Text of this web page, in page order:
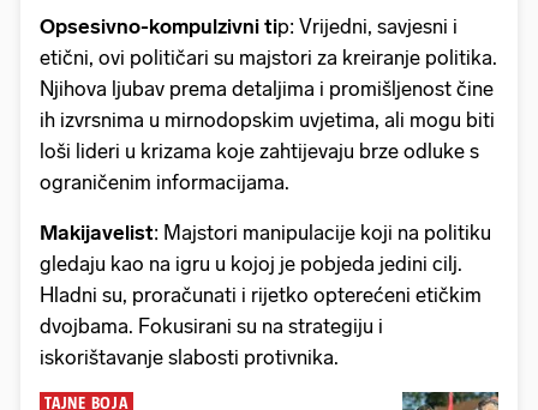
Opsesivno-kompulzivni tip: Vrijedni, savjesni i
etični, ovi političari su majstori za kreiranje politika.
Njihova ljubav prema detaljima i promišljenost čine
ih izvrsnima u mirnodopskim uvjetima, ali mogu biti
loši lideri u krizama koje zahtijevaju brze odluke s
ograničenim informacijama.
Makijavelist: Majstori manipulacije koji na politiku
gledaju kao na igru u kojoj je pobjeda jedini cilj.
Hladni su, proračunati i rijetko opterećeni etičkim
dvojbama. Fokusirani su na strategiju i
iskorištavanje slabosti protivnika.
TAJNE BOJA